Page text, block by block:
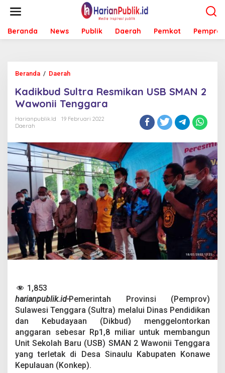
t
Beranda News Publik Daerah Pemkot Pemprov
Beranda / Daerah
d
k
b
u
l
t
r
a
R
e
s
m
k
a
S
M
N
2
W
a
w
Kadikbud Sultra Resmikan USB SMAN 2
Wawonii Tenggara
Harianpublik.id
19 Februari 2022
Daerah
1,853
harianpublik.id-Pemerintah Provinsi (Pemprov)
Sulawesi Tenggara (Sultra) melalui Dinas Pendidikan
dan Kebudayaan (Dikbud) menggelontorkan
anggaran sebesar Rp1,8 miliar untuk membangun
Unit Sekolah Baru (USB) SMAN 2 Wawonii Tenggara
yang terletak di Desa Sinaulu Kabupaten Konawe
Kepulauan (Konkep).